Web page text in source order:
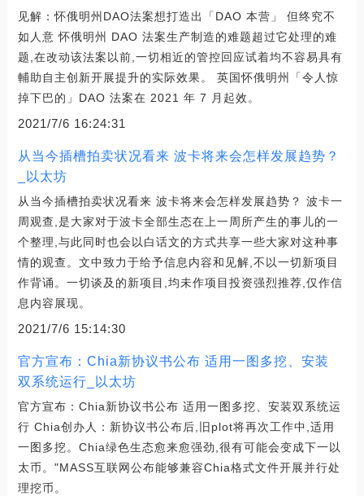
见解：怀俄明州DAO法案想打造出「DAO 本营」 但终究不
如人意 怀俄明州 DAO 法案生产制造的难题超过它处理的难
题,在改动该法案以前,一切相近的管控回应试着均不容易具有
輔助自主创新开展提升的实际效果。 英国怀俄明州「令人惊
掉下巴的」DAO 法案在 2021 年 7 月起效。
2021/7/6 16:24:31
从当今插槽拍卖状况看来 波卡将来会怎样发展趋势？
_以太坊
从当今插槽拍卖状况看来 波卡将来会怎样发展趋势？ 波卡一
周观查,是大家对于波卡全部生态在上一周所产生的事儿的一
个整理,与此同时也会以白话文的方式共享一些大家对这种事
情的观查。文中致力于给予信息内容和见解,不以一切新项目
作背诵。一切谈及的新项目,均未作项目投资强烈推荐,仅作信
息内容展现。
2021/7/6 15:14:30
官方宣布：Chia新协议书公布 适用一图多挖、安装
双系统运行_以太坊
官方宣布：Chia新协议书公布 适用一图多挖、安装双系统运
行 Chia创办人：新协议书公布后,旧plot将再次工作中,适用
一图多挖。Chia绿色生态愈来愈强劲,很有可能会变成下一以
太币。"MASS互联网公布能够兼容Chia格式文件开展并行处
理挖币。